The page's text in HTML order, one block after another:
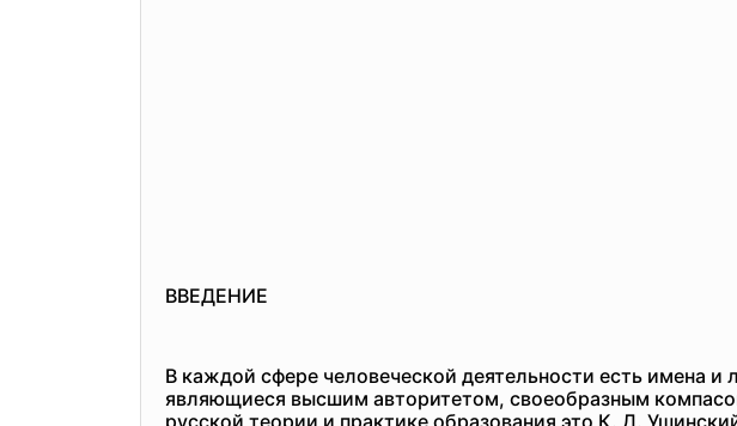
ВВЕДЕНИЕ
В каждой сфере человеческой деятельности есть имена
являющиеся высшим авторитетом, своеобразным
русской теории и практике образования это К. Д.